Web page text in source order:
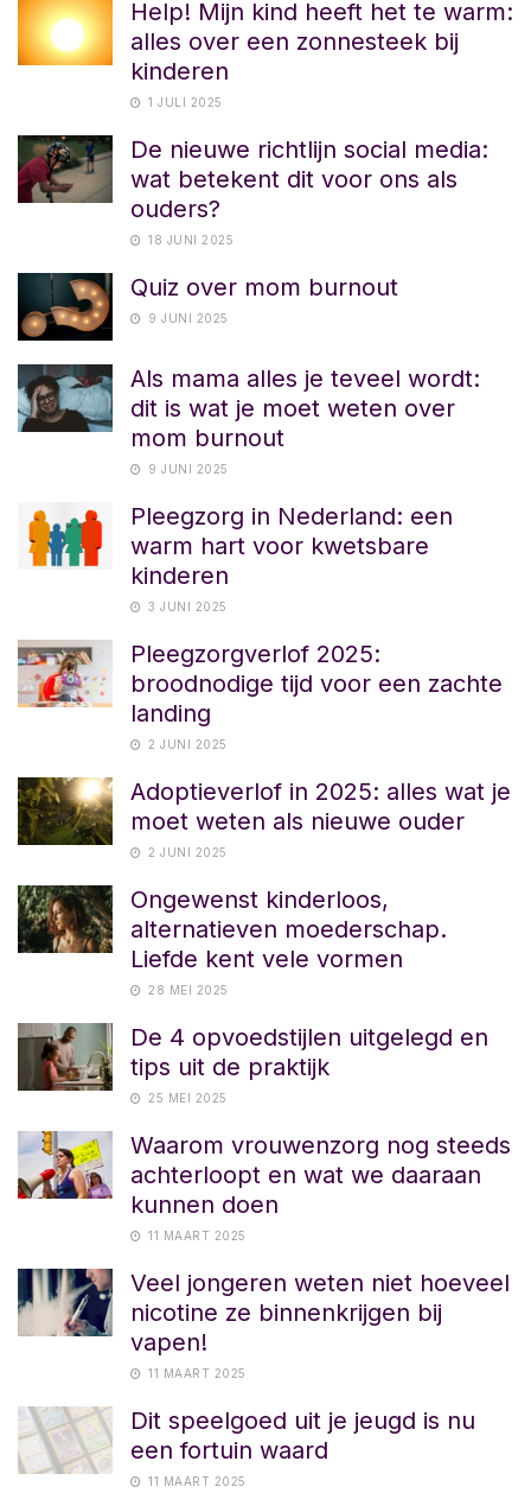
Help! Mijn kind heeft het te warm:
alles over een zonnesteek bij
kinderen
1 JULI 2025
De nieuwe richtlijn social media:
wat betekent dit voor ons als
ouders?
18 JUNI 2025
Quiz over mom burnout
9 JUNI 2025
Als mama alles je teveel wordt:
dit is wat je moet weten over
mom burnout
9 JUNI 2025
Pleegzorg in Nederland: een
warm hart voor kwetsbare
kinderen
3 JUNI 2025
Pleegzorgverlof 2025:
broodnodige tijd voor een zachte
landing
2 JUNI 2025
Adoptieverlof in 2025: alles wat je
moet weten als nieuwe ouder
2 JUNI 2025
Ongewenst kinderloos,
alternatieven moederschap.
Liefde kent vele vormen
28 MEI 2025
De 4 opvoedstijlen uitgelegd en
tips uit de praktijk
25 MEI 2025
Waarom vrouwenzorg nog steeds
achterloopt en wat we daaraan
kunnen doen
11 MAART 2025
Veel jongeren weten niet hoeveel
nicotine ze binnenkrijgen bij
vapen!
11 MAART 2025
Dit speelgoed uit je jeugd is nu
een fortuin waard
11 MAART 2025